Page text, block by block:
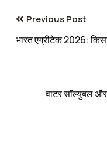
Previous Post
भारत एग्रीटेक 2026:
वाटर सॉल्युबल